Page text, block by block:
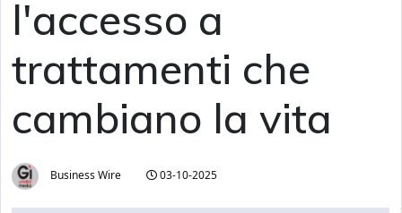
l'accesso a
trattamenti che
cambiano la vita
Business Wire 03-10-2025